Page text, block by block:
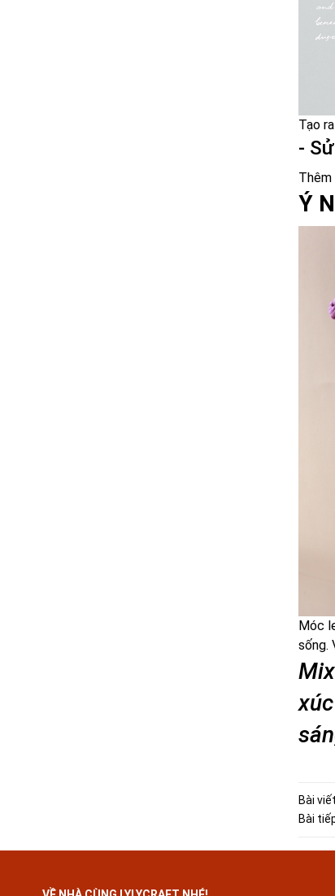
Tạo
-
Thêm
Ý
Móc
sống.
Bài
Bài